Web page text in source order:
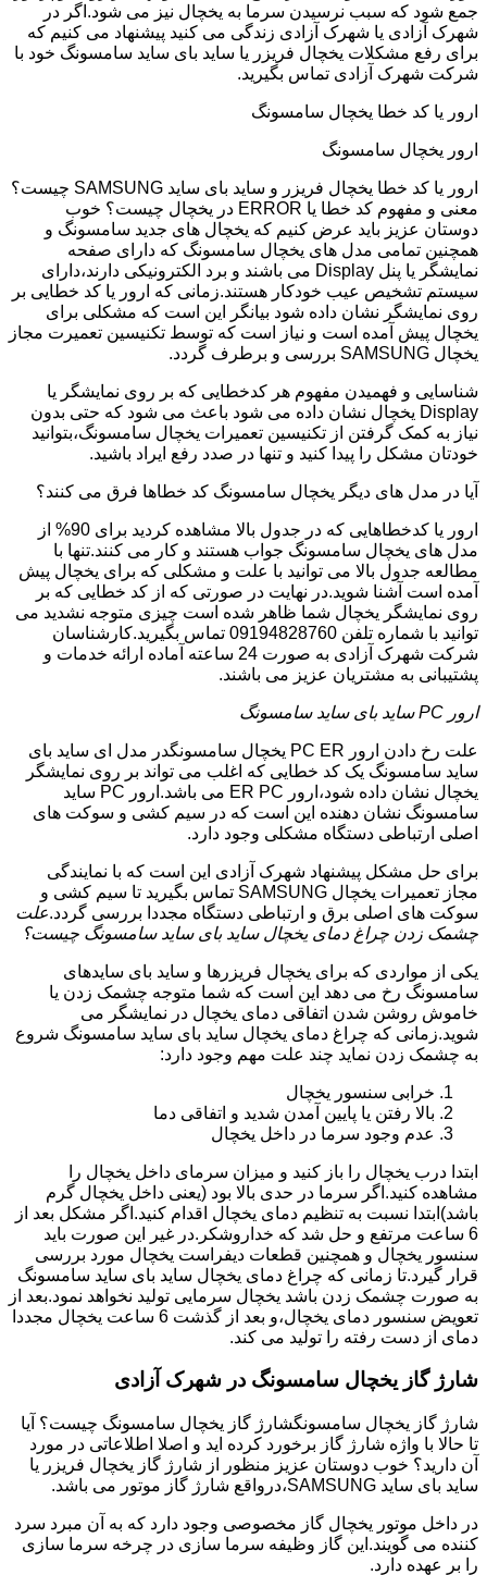
جمع شود که سبب نرسیدن سرما به یخچال نیز می شود.اگر در
شهرک آزادی یا شهرک آزادی زندگی می کنید پیشنهاد می کنیم که
برای رفع مشکلات یخچال فریزر یا ساید بای ساید سامسونگ خود با
شرکت شهرک آزادی تماس بگیرید.
ارور یا کد خطا یخچال سامسونگ
ارور یخچال سامسونگ
ارور یا کد خطا یخچال فریزر و ساید بای ساید SAMSUNG چیست؟
معنی و مفهوم کد خطا یا ERROR در یخچال چیست؟ خوب
دوستان عزیز باید عرض کنیم که یخچال های جدید سامسونگ و
همچنین تمامی مدل های یخچال سامسونگ که دارای صفحه
نمایشگر یا پنل Display می باشند و برد الکترونیکی دارند،دارای
سیستم تشخیص عیب خودکار هستند.زمانی که ارور یا کد خطایی بر
روی نمایشگر نشان داده شود بیانگر این است که مشکلی برای
یخچال پیش آمده است و نیاز است که توسط تکنیسین تعمیرت مجاز
یخچال SAMSUNG بررسی و برطرف گردد.
شناسایی و فهمیدن مفهوم هر کدخطایی که بر روی نمایشگر یا
Display یخچال نشان داده می شود باعث می شود که حتی بدون
نیاز به کمک گرفتن از تکنیسین تعمیرات یخچال سامسونگ،بتوانید
خودتان مشکل را پیدا کنید و تنها در صدد رفع ایراد باشید.
آیا در مدل های دیگر یخچال سامسونگ کد خطاها فرق می کنند؟
ارور یا کدخطاهایی که در جدول بالا مشاهده کردید برای 90% از
مدل های یخچال سامسونگ جواب هستند و کار می کنند.تنها با
مطالعه جدول بالا می توانید با علت و مشکلی که برای یخچال پیش
آمده است آشنا شوید.در نهایت در صورتی که از کد خطایی که بر
روی نمایشگر یخچال شما ظاهر شده است چیزی متوجه نشدید می
توانید با شماره تلفن 09194828760 تماس بگیرید.کارشناسان
شرکت شهرک آزادی به صورت 24 ساعته آماده ارائه خدمات و
پشتیبانی به مشتریان عزیز می باشند.
ارور PC ساید بای ساید سامسونگ
علت رخ دادن ارور PC ER یخچال سامسونگدر مدل ای ساید بای
ساید سامسونگ یک کد خطایی که اغلب می تواند بر روی نمایشگر
یخچال نشان داده شود،ارور ER PC می باشد.ارور PC ساید
سامسونگ نشان دهنده این است که در سیم کشی و سوکت های
اصلی ارتباطی دستگاه مشکلی وجود دارد.
برای حل مشکل پیشنهاد شهرک آزادی این است که با نمایندگی
مجاز تعمیرات یخچال SAMSUNG تماس بگیرید تا سیم کشی و
سوکت های اصلی برق و ارتباطی دستگاه مجددا بررسی گردد.علت
چشمک زدن چراغ دمای یخچال ساید بای ساید سامسونگ چیست؟
یکی از مواردی که برای یخچال فریزرها و ساید بای سایدهای
سامسونگ رخ می دهد این است که شما متوجه چشمک زدن یا
خاموش روشن شدن اتفاقی دمای یخچال در نمایشگر می
شوید.زمانی که چراغ دمای یخچال ساید بای ساید سامسونگ شروع
به چشمک زدن نماید چند علت مهم وجود دارد:
خرابی سنسور یخچال
بالا رفتن یا پایین آمدن شدید و اتفاقی دما
عدم وجود سرما در داخل یخچال
ابتدا درب یخچال را باز کنید و میزان سرمای داخل یخچال را
مشاهده کنید.اگر سرما در حدی بالا بود (یعنی داخل یخچال گرم
باشد)ابتدا نسبت به تنظیم دمای یخچال اقدام کنید.اگر مشکل بعد از
6 ساعت مرتفع و حل شد که خداروشکر.در غیر این صورت باید
سنسور یخچال و همچنین قطعات دیفراست یخچال مورد بررسی
قرار گیرد.تا زمانی که چراغ دمای یخچال ساید بای ساید سامسونگ
به صورت چشمک زدن باشد یخچال سرمایی تولید نخواهد نمود.بعد از
تعویض سنسور دمای یخچال،و بعد از گذشت 6 ساعت یخچال مجددا
دمای از دست رفته را تولید می کند.
شارژ گاز یخچال سامسونگ در شهرک آزادی
شارژ گاز یخچال سامسونگشارژ گاز یخچال سامسونگ چیست؟ آیا
تا حالا با واژه شارژ گاز برخورد کرده اید و اصلا اطلاعاتی در مورد
آن دارید؟ خوب دوستان عزیز منظور از شارژ گاز یخچال فریزر یا
ساید بای ساید SAMSUNG،درواقع شارژ گاز موتور می باشد.
در داخل موتور یخچال گاز مخصوصی وجود دارد که به آن مبرد سرد
کننده می گویند.این گاز وظیفه سرما سازی در چرخه سرما سازی
را بر عهده دارد.